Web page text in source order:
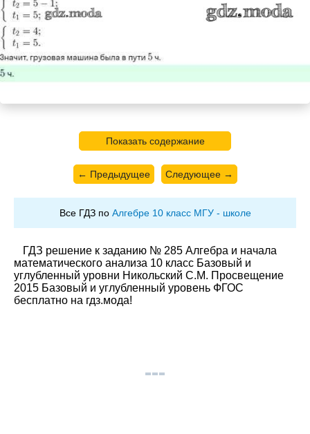
Показать содержание
← Предыдущее Следующее →
Все ГДЗ по Алгебре 10 класс МГУ - школе
ГДЗ решение к заданию № 285 Алгебра и начала
математического анализа 10 класс Базовый и
углубленный уровни Никольский С.М. Просвещение
2015 Базовый и углубленный уровень ФГОС
бесплатно на гдз.мода!